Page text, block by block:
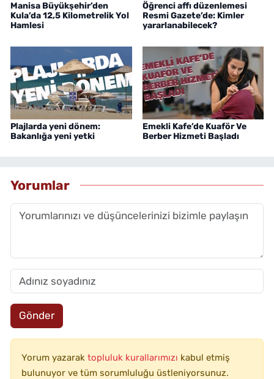
Manisa Büyükşehir’den
Kula’da 12,5 Kilometrelik Yol
Hamlesi
Öğrenci affı düzenlemesi
Resmi Gazete’de: Kimler
yararlanabilecek?
Plajlarda yeni dönem:
Bakanlığa yeni yetki
Emekli Kafe’de Kuaför Ve
Berber Hizmeti Başladı
Yorumlar
Gönder
Yorum yazarak topluluk kurallarımızı kabul etmiş
bulunuyor ve tüm sorumluluğu üstleniyorsunuz.